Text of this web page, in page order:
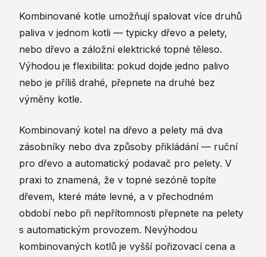
Kombinované kotle umožňují spalovat více druhů
paliva v jednom kotli — typicky dřevo a pelety,
nebo dřevo a záložní elektrické topné těleso.
Výhodou je flexibilita: pokud dojde jedno palivo
nebo je příliš drahé, přepnete na druhé bez
výměny kotle.
Kombinovaný kotel na dřevo a pelety má dva
zásobníky nebo dva způsoby přikládání — ruční
pro dřevo a automatický podavač pro pelety. V
praxi to znamená, že v topné sezóně topíte
dřevem, které máte levné, a v přechodném
období nebo při nepřítomnosti přepnete na pelety
s automatickým provozem. Nevýhodou
kombinovaných kotlů je vyšší pořizovací cena a